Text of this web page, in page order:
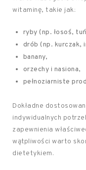
witaminę, takie jak:
ryby (np. łosoś,
drób (np. kurczak,
banany,
orzechy i nasiona,
pełnoziarniste
Dokładne
indywidualnych
zapewnienia
wątpliwości warto
dietetykiem.